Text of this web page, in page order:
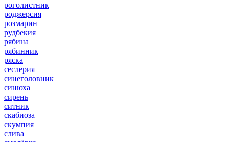
роголистник
роджерсия
розмарин
рудбекия
рябина
рябинник
ряска
сеслерия
синеголовник
синюха
сирень
ситник
скабиоза
скумпия
слива